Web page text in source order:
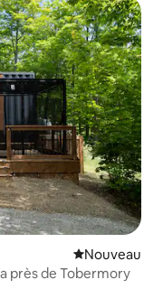
Nouvel
Nouveau
près de Tobermory